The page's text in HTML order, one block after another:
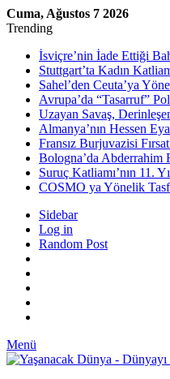
Cuma, Ağustos 7 2026
Trending
İsviçre’nin İade Ettiği
Stuttgart’ta Kadın
Sahel’den Ceuta’ya
Avrupa’da “Tasarruf”
Uzayan Savaş,
Almanya’nın Hessen
Fransız Burjuvazisi
Bologna’da Abderrahim
Suruç Katliamı’nın 11.
COSMO ya Yönelik
Sidebar
Log in
Random Post
Menü